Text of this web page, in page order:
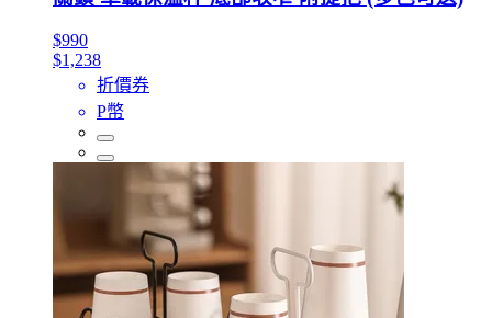
$990
$1,238
折價券
P幣